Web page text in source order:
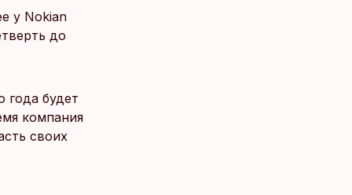
у Nokian
до
года будет
компания
своих